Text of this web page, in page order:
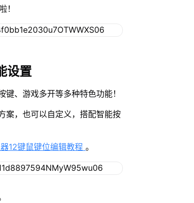
！
设置
、游戏多开等多种特色功能！
案，也可以自定义，搭配智能按
12键鼠键位编辑教程。